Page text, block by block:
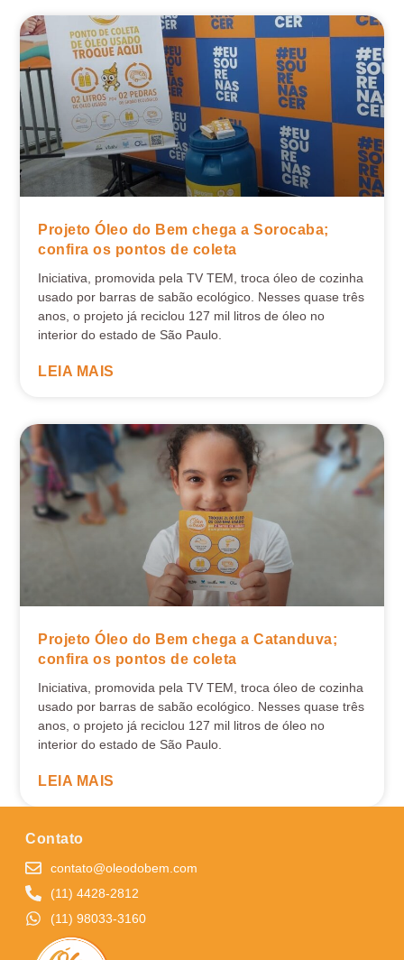
Projeto Óleo do Bem chega a Sorocaba;
confira os pontos de coleta
Iniciativa, promovida pela TV TEM, troca óleo de cozinha
usado por barras de sabão ecológico. Nesses quase três
anos, o projeto já reciclou 127 mil litros de óleo no
interior do estado de São Paulo.
LEIA MAIS
Projeto Óleo do Bem chega a Catanduva;
confira os pontos de coleta
Iniciativa, promovida pela TV TEM, troca óleo de cozinha
usado por barras de sabão ecológico. Nesses quase três
anos, o projeto já reciclou 127 mil litros de óleo no
interior do estado de São Paulo.
LEIA MAIS
Contato
contato@oleodobem.com
(11) 4428-2812
(11) 98033-3160